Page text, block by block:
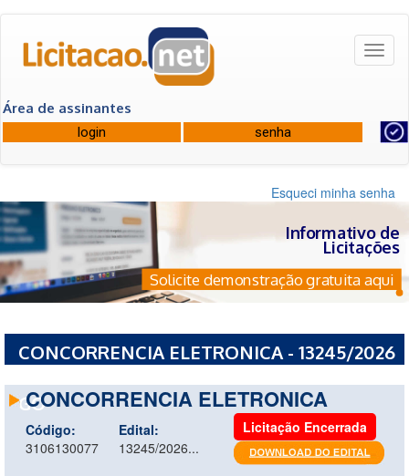
Área de assinantes
Esqueci minha senha
Informativo de
Licitações
Solicite demonstração gratuita aqui
CONCORRENCIA ELETRONICA - 13245/2026
GO
CONCORRENCIA ELETRONICA
Código:
3106130077
Edital:
13245/2026...
Licitação Encerrada